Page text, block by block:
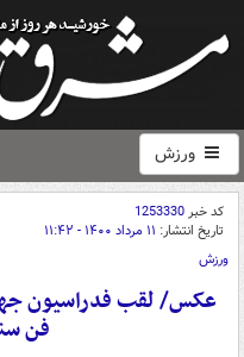
ورزش
کد خبر1253330
تاریخ انتشار: ۱۱ مرداد ۱۴۰۰ - ۱۱:۴۲
ورزش
عکس/ لقب فدراسیون
فن